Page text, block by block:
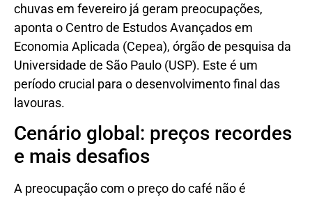
chuvas em fevereiro já geram preocupações,
aponta o Centro de Estudos Avançados em
Economia Aplicada (Cepea), órgão de pesquisa da
Universidade de São Paulo (USP). Este é um
período crucial para o desenvolvimento final das
lavouras.
Cenário global: preços recordes
e mais desafios
A preocupação com o preço do café não é